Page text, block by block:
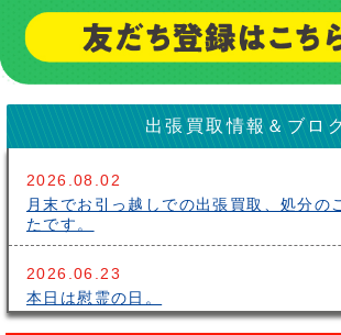
出張買取情報＆ブロ
2026.08.02
月末でお引っ越しでの出張買取、処分の
たです。
2026.06.23
本日は慰霊の日。